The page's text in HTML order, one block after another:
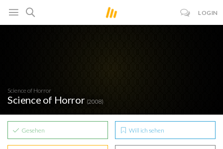
LOGIN
Science of Horror
Science of Horror (2008)
Gesehen Will ich sehen